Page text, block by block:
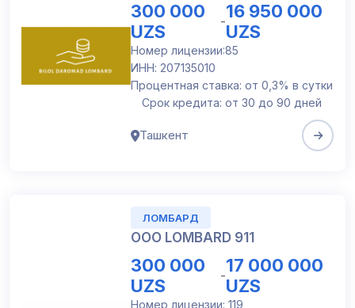
300 000
UZS
-16 950 000
UZS
Номер лицензии:85
ИНН: 207135010
Процентная ставка: от 0,3% в сутки
Срок кредита: от 30 до 90 дней
Ташкент
ЛОМБАРД
ООО LOMBARD 911
300 000
UZS
-17 000 000
UZS
Номер лицензии: 119